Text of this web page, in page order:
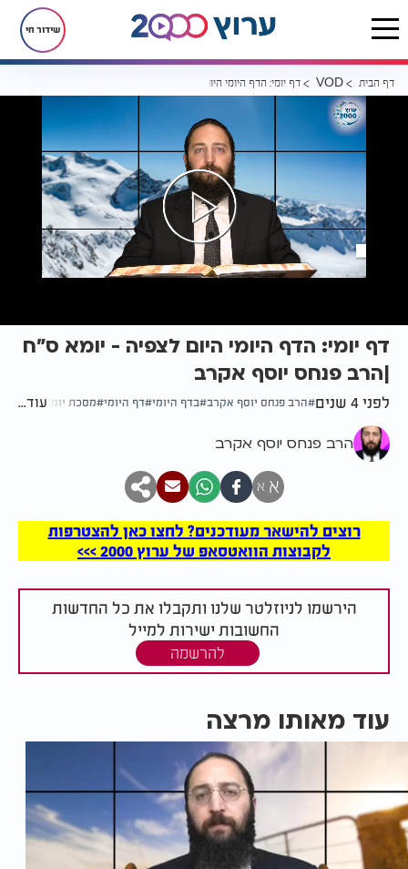
שידור חי
דף הבית VOD דף יומי: הדף היומי היום לצפיה - יומא ס"ח |הרב פנחס יוסף אקרב
דף יומי: הדף היומי היום לצפיה - יומא ס"ח
|הרב פנחס יוסף אקרב
לפני 4 שנים הרב פנחס יוסף אקרב בדף היומי דף היומי מסכת יומא דף ס"ח
עוד...
הרב פנחס יוסף אקרב
א א
רוצים להישאר מעודכנים? לחצו כאן להצטרפות
לקבוצות הוואטסאפ של ערוץ 2000 >>>
הירשמו לניוזלטר שלנו ותקבלו את כל החדשות
החשובות ישירות למייל
להרשמה
עוד מאותו מרצה